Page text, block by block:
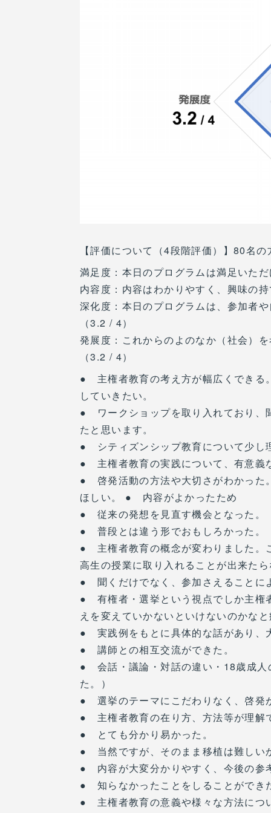
【評価について（4段階評価）】80名
満足度：本日のプログラムは満足いた
内容度：内容はわかりやすく、興味の
深化度：本日のプログラムは、参加者
（3.2 / 4）
発展度：これからのよのなか（社会）
（3.2 / 4）
● 主権者教育の考え方が幅広くできる
していきたい。
● ワークショップを取り入れており、
たと思います。
● シティズンシップ教育について少し
● 主権者教育の実践について、有意義
● 啓発活動の方法や大切さがわかった
ほしい。 ● 内容がよかったため
● 従来の発想を見直す機会となった。
● 普段とは違う形でおもしろかった。
● 主権者教育の概念が変わりました。
高生の授業に取り入れることが出来た
● 聞くだけでなく、参加さえることに
● 有権者・選挙という視点でしか主権
えを変えていかないといけないのかな
● 実践例をもとに具体的な話があり、
● 講師との相互交流ができた。
● 会話・議論・対話の違い・18歳成人
た。）
● 選挙のテーマにこだわりなく、啓発
● 主権者教育の在り方、方法等が理解
● とても分かり易かった。
● 当然ですが、そのまま移植は難しい
● 内容が大変分かりやすく、今後の参
● 知らなかったことをしることができ
● 主権者教育の意義や様々な方法につ